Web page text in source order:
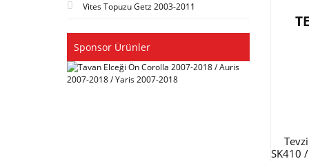
Vites Topuzu Getz 2003-2011
Sponsor Ürünler
SK410